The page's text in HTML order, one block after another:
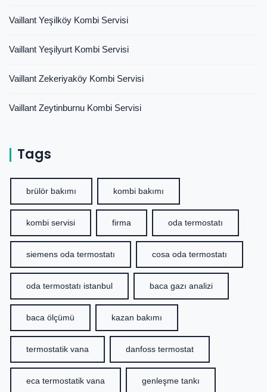
Vaillant Yeşilköy Kombi Servisi
Vaillant Yeşilyurt Kombi Servisi
Vaillant Zekeriyaköy Kombi Servisi
Vaillant Zeytinburnu Kombi Servisi
Tags
brülör bakımı kombi bakımı
kombi servisi firma oda termostatı
siemens oda termostatı cosa oda termostatı
oda termostatı istanbul baca gazı analizi
baca ölçümü kazan bakımı
termostatik vana danfoss termostat
eca termostatik vana genleşme tankı